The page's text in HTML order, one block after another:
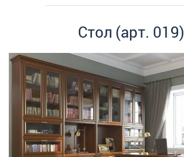
Стол (арт. 019)